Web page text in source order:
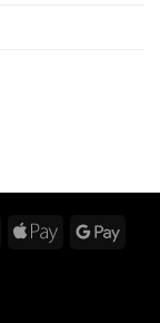
BancontactApple